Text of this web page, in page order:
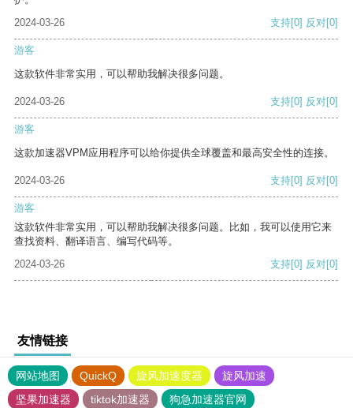
2024-03-26
支持[0] 反对[0]
游客
这款软件非常实用，可以帮助我解决很多问题。
2024-03-26 支持[0] 反对[0]
游客
这款加速器VPM应用程序可以给你提供全球覆盖和最高安全性的连接。
2024-03-26 支持[0] 反对[0]
游客
这款软件非常实用，可以帮助我解决很多问题。比如，我可以使用它来
查找资料、翻译语言、编写代码等。
2024-03-26
支持[0] 反对[0]
友情链接
网站地图 QuickQ 旋风加速度器
旋风加速
坚果加速器
tiktok加速器
狗急加速器官网